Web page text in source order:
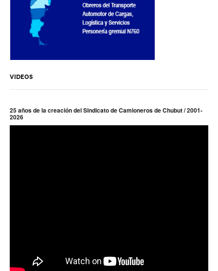
VIDEOS
25 años de la creación del Sindicato de Camioneros de Chubut / 2001-
2026